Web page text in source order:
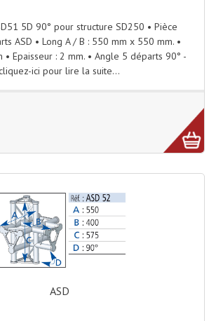
Case CDs Et Disques Vinyls
Flight-Case Pour Contrôleur DJ
Meubles DJ
Rack 19" Standard Betonex
Sac Trolley De Transport
Sacs & Housses De Transport
Valises Pour Clavier
5D 90° pour structure SD250 • Pièce
ASD • Long A / B : 550 mm x 550 mm. •
• Epaisseur : 2 mm. • Angle 5 départs 90° -
ici pour lire la suite...
ASD